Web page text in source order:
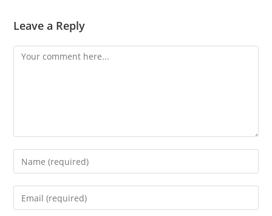
Leave a Reply
Comment
Enter
your
name
Enter
your